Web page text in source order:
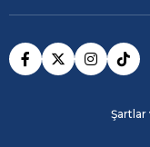
Şartlar